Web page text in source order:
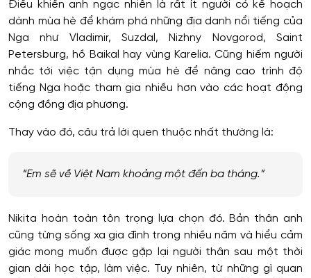
Điều khiến anh ngạc nhiên là rất ít người có kế hoạch
dành mùa hè để khám phá những địa danh nổi tiếng của
Nga như Vladimir, Suzdal, Nizhny Novgorod, Saint
Petersburg, hồ Baikal hay vùng Karelia. Cũng hiếm người
nhắc tới việc tận dụng mùa hè để nâng cao trình độ
tiếng Nga hoặc tham gia nhiều hơn vào các hoạt động
cộng đồng địa phương.
Thay vào đó, câu trả lời quen thuộc nhất thường là:
“Em sẽ về Việt Nam khoảng một đến ba tháng.”
Nikita hoàn toàn tôn trọng lựa chọn đó. Bản thân anh
cũng từng sống xa gia đình trong nhiều năm và hiểu cảm
giác mong muốn được gặp lại người thân sau một thời
gian dài học tập, làm việc. Tuy nhiên, từ những gì quan